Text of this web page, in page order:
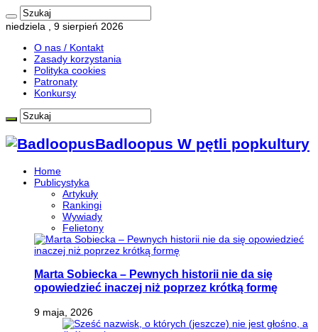
niedziela , 9 sierpień 2026
O nas / Kontakt
Zasady korzystania
Polityka cookies
Patronaty
Konkursy
Badloopus W pętli popkultury
Home
Publicystyka
Artykuły
Rankingi
Wywiady
Felietony
Marta Sobiecka – Pewnych historii nie da się
opowiedzieć inaczej niż poprzez krótką formę
9 maja, 2026